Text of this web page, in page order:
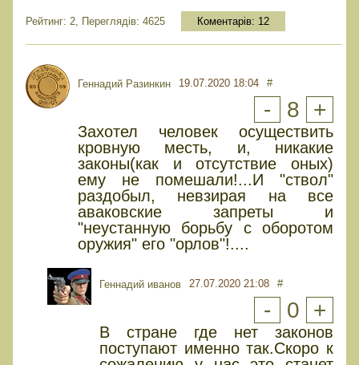
Рейтинг: 2, Переглядів: 4625 Коментарів: 12
Геннадий Разинкин 19.07.2020 18:04 #
- 8 +
Захотел человек осуществить
кровную месть, и, никакие
законы(как и отсутствие оных)
ему не помешали!...И "ствол"
раздобыл, невзирая на все
аваковские запреты и
"неустанную борьбу с оборотом
оружия" его "орлов"!....
Геннадий иванов 27.07.2020 21:08 #
- 0 +
В стране где нет законов
поступают именно так.Скоро к